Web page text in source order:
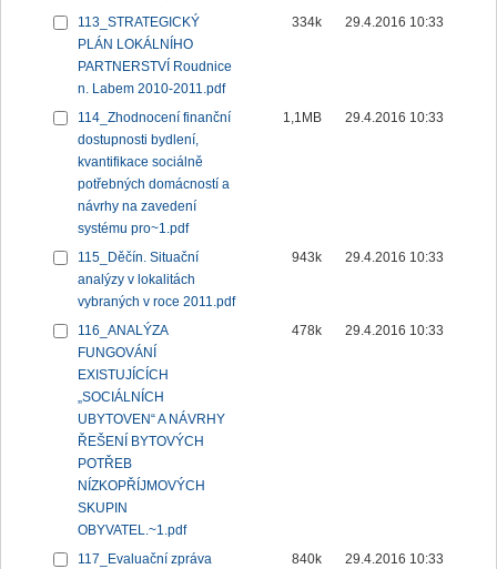
113_STRATEGICKÝ
PLÁN LOKÁLNÍHO
PARTNERSTVÍ Roudnice
n. Labem 2010-2011.pdf
334k 29.4.2016 10:33
114_Zhodnocení finanční
dostupnosti bydlení,
kvantifikace sociálně
potřebných domácností a
návrhy na zavedení
systému pro~1.pdf
1,1MB 29.4.2016 10:33
115_Děčín. Situační
analýzy v lokalitách
vybraných v roce 2011.pdf
943k 29.4.2016 10:33
116_ANALÝZA
FUNGOVÁNÍ
EXISTUJÍCÍCH
„SOCIÁLNÍCH
UBYTOVEN“ A NÁVRHY
ŘEŠENÍ BYTOVÝCH
POTŘEB
NÍZKOPŘÍJMOVÝCH
SKUPIN
OBYVATEL.~1.pdf
478k 29.4.2016 10:33
117_Evaluační zpráva
840k 29.4.2016 10:33